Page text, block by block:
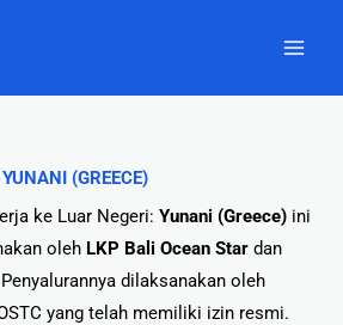
YUNANI (GREECE)
ke Luar Negeri: Yunani (Greece) ini
oleh LKP Bali Ocean Star dan
dilaksanakan oleh
yang telah memiliki izin resmi.